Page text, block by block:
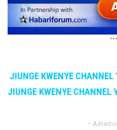
```
JIUNGE KWENYE CHANNEL
JIUNGE KWENYE CHANNEL
–